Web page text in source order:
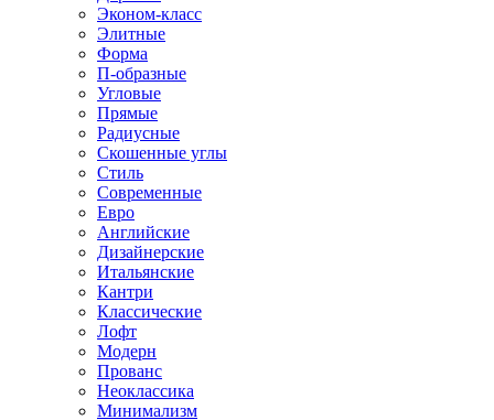
Эконом-класс
Элитные
Форма
П-образные
Угловые
Прямые
Радиусные
Скошенные углы
Стиль
Современные
Евро
Английские
Дизайнерские
Итальянские
Кантри
Классические
Лофт
Модерн
Прованс
Неоклассика
Минимализм